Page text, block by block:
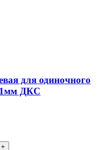
для одиночного
ДКС